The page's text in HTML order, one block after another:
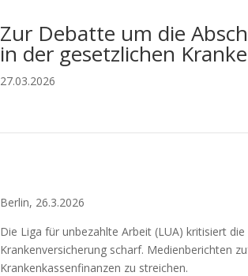
Zur Debatte um die
in der gesetzlichen
27.03.2026
Berlin, 26.3.2026
Die Liga für unbezahlte Arbeit (LUA) kritisiert
Krankenversicherung scharf. Medienberichten
Krankenkassenfinanzen zu streichen.